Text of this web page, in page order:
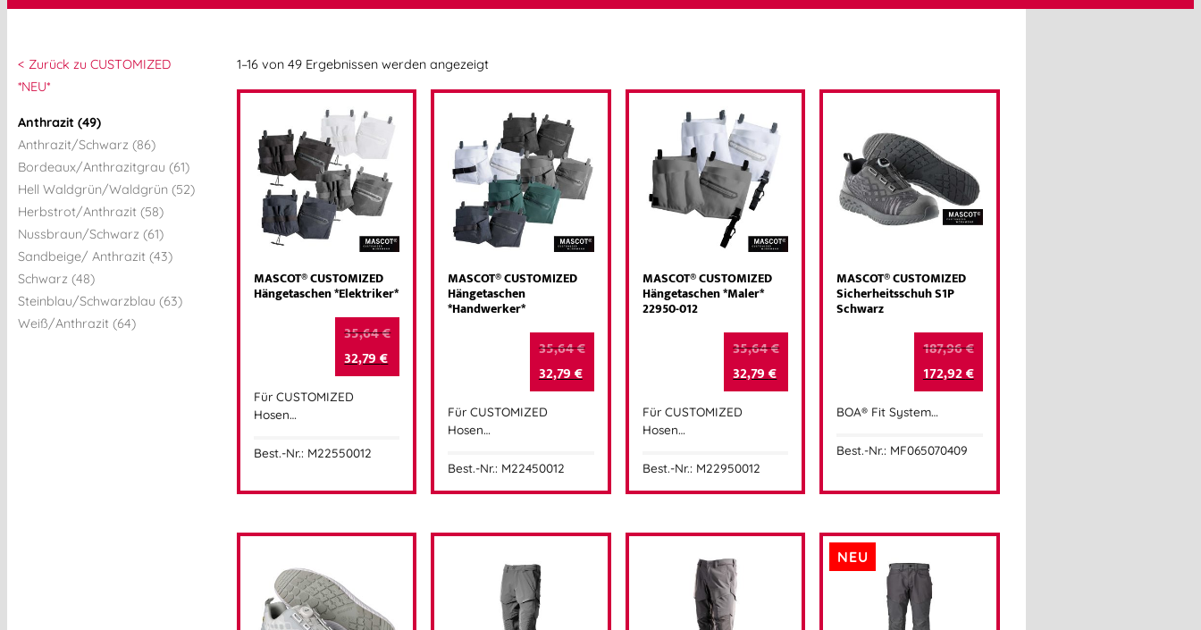
< Zurück zu CUSTOMIZED
*NEU*
Anthrazit (49)
Anthrazit/Schwarz (86)
Bordeaux/Anthrazitgrau (61)
Hell Waldgrün/Waldgrün (52)
Herbstrot/Anthrazit (58)
Nussbraun/Schwarz (61)
Sandbeige/ Anthrazit (43)
Schwarz (48)
Steinblau/Schwarzblau (63)
Weiß/Anthrazit (64)
1–16 von 49 Ergebnissen werden angezeigt
MASCOT® CUSTOMIZED
Hängetaschen *Elektriker*
35,64€
32,79€
Für CUSTOMIZED
Hosen…
Best.-Nr.: M22550012
MASCOT® CUSTOMIZED
Hängetaschen
*Handwerker*
35,64€
32,79€
Für CUSTOMIZED
Hosen…
Best.-Nr.: M22450012
MASCOT® CUSTOMIZED
Hängetaschen *Maler*
22950-012
35,64€
32,79€
Für CUSTOMIZED
Hosen…
Best.-Nr.: M22950012
MASCOT® CUSTOMIZED
Sicherheitsschuh S1P
Schwarz
187,96€
172,92€
BOA® Fit System…
Best.-Nr.: MF065070409
NEU